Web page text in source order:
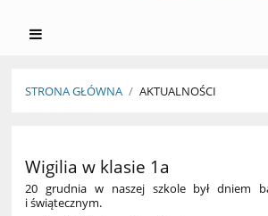
STRONA GŁÓWNA / AKTUALNOŚCI
Wigilia w klasie 1a
20 grudnia w naszej szkole był dniem
i świątecznym.